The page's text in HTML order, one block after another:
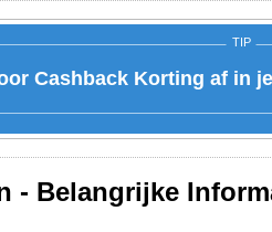
TIP
Cashback Korting af in
- Belangrijke